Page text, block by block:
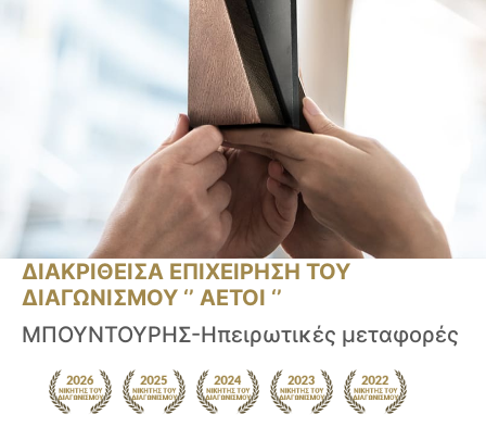
ΔΙΑΚΡΙΘΕΙΣΑ ΕΠΙΧΕΙΡΗΣΗ ΤΟΥ
ΔΙΑΓΩΝΙΣΜΟΥ ‘’ ΑΕΤΟΙ ‘’
ΜΠΟΥΝΤΟΥΡΗΣ-Ηπειρωτικές μεταφορές